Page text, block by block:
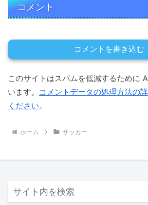
コメント
コメントを書き込む
このサイトはスパムを低減するために
います。 コメントデータの処理方法の
ください。
ホーム サッカー